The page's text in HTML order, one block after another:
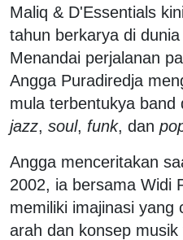
Maliq & D'Essentials
tahun berkarya di
Menandai perjalanan
Angga Puradiredja
mula terbentukya
jazz, soul, funk, dan
Angga menceritakan
2002, ia bersama Widi
memiliki imajinasi yang
arah dan konsep